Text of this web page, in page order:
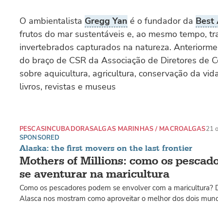
O ambientalista Gregg Yan é o fundador da Best
frutos do mar sustentáveis e, ao mesmo tempo,
invertebrados capturados na natureza.
do braço de CSR da Associação de Diretores de
sobre aquicultura, agricultura, conservação da
livros, revistas e museus
Alaska: the first movers on the last frontier
Mothers of Millions: como os
se aventurar na maricultura
PESCASINCUBADORASALGAS MARINHAS / MACROALGAS21
SPONSORED
Como os pescadores podem se envolver com a maricultura?
Alasca nos mostram como aproveitar o melhor dos dois